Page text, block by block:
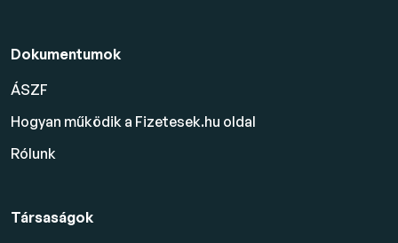
Dokumentumok
ÁSZF
Hogyan működik a Fizetesek.hu oldal
Rólunk
Társaságok